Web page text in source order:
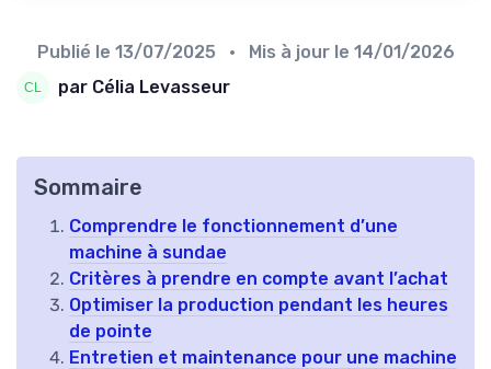
Publié le 13/07/2025 • Mis à jour le 14/01/2026
par Célia Levasseur
Sommaire
Comprendre le fonctionnement d’une
machine à sundae
Critères à prendre en compte avant l’achat
Optimiser la production pendant les heures
de pointe
Entretien et maintenance pour une machine